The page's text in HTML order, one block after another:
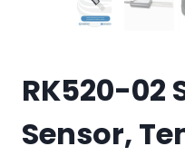
RK520-02
Sensor,